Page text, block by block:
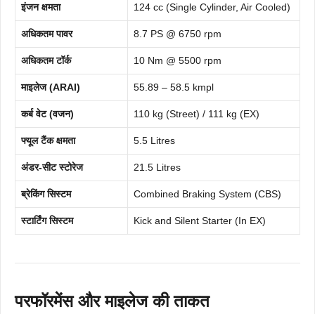
इंजन क्षमता 124 cc (Single Cylinder, Air Cooled)
अधिकतम पावर 8.7 PS @ 6750 rpm
अधिकतम टॉर्क 10 Nm @ 5500 rpm
माइलेज (ARAI) 55.89 – 58.5 kmpl
कर्ब वेट (वजन) 110 kg (Street) / 111 kg (EX)
फ्यूल टैंक क्षमता 5.5 Litres
अंडर-सीट स्टोरेज 21.5 Litres
ब्रेकिंग सिस्टम Combined Braking System (CBS)
स्टार्टिंग सिस्टम Kick and Silent Starter (In EX)
परफॉरमेंस और माइलेज की ताकत